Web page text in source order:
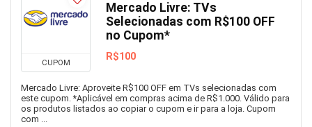
CUPOM
Mercado Livre: TVs
Selecionadas com R$100 OFF
no Cupom*
R$100
Mercado Livre: Aproveite R$100 OFF em TVs selecionadas com
este cupom. *Aplicável em compras acima de R$1.000. Válido para
os produtos listados ao copiar o cupom e ir para a loja. Cupom
com ...